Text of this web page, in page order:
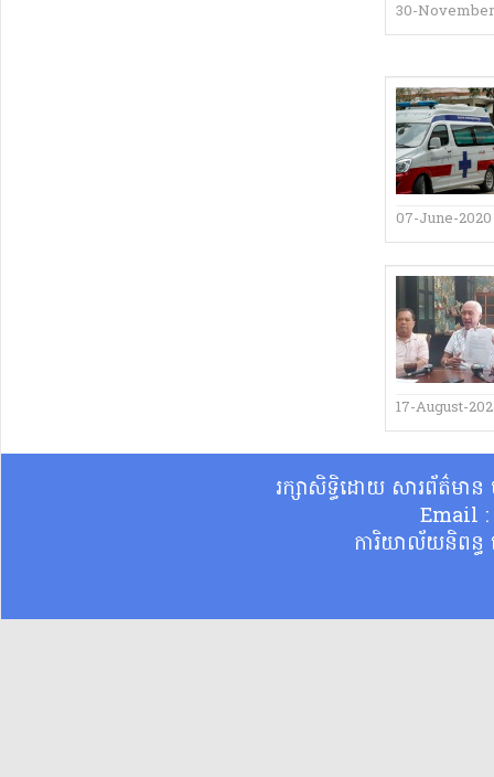
30-
07-June-2020
17-August-
រក្សាសិទ្ធិដោយ សារព័ត៌មា
Email
ការិយាល័យនិពន្ធ